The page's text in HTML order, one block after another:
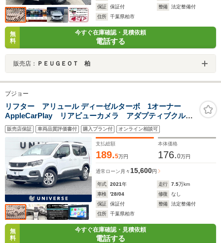
保証
保証付 整備
法定整備付
住所
千葉県柏市
無
料
今すぐ在庫確認・見積依頼
電話する
販売店： ＰＥＵＧＥＯＴ 柏
プジョー
リフター アリュール ディーゼルターボ 1オーナー
AppleCarPlay リアビューカメラ アダプティブクルー
ズ 純正16インチAW インテリジェントハイビーム ブ
ラインドスポットモニター 自動防眩ルームミラー
販売店保証 車両品質評価書付 購入プラン付 オンライン相談可
支払総額
189.5万円
本体価格
176.0万円
通常ローン 月々 15,600円
年式 2021年 走行 7.5万km
車検
'28/04 修復
なし
保証
保証付 整備
法定整備付
住所
千葉県柏市
無
料
今すぐ在庫確認・見積依頼
電話する